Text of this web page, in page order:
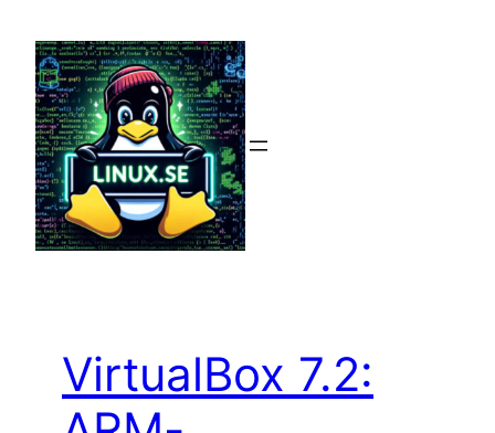
innehåll
VirtualBox 7.2: